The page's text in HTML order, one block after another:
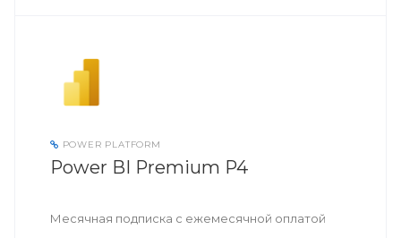
POWER PLATFORM
Power BI Premium P4
Месячная подписка с ежемесячной оплатой